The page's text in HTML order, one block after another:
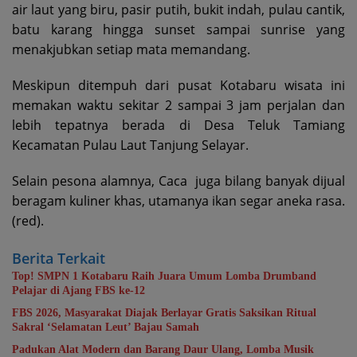
air laut yang biru, pasir putih, bukit indah, pulau cantik,
batu karang hingga sunset sampai sunrise yang
menakjubkan setiap mata memandang.
Meskipun ditempuh dari pusat Kotabaru wisata ini
memakan waktu sekitar 2 sampai 3 jam perjalan dan
lebih tepatnya berada di Desa Teluk Tamiang
Kecamatan Pulau Laut Tanjung Selayar.
Selain pesona alamnya, Caca juga bilang banyak dijual
beragam kuliner khas, utamanya ikan segar aneka rasa.
(red).
Berita Terkait
Top! SMPN 1 Kotabaru Raih Juara Umum Lomba Drumband
Pelajar di Ajang FBS ke-12
FBS 2026, Masyarakat Diajak Berlayar Gratis Saksikan Ritual
Sakral ‘Selamatan Leut’ Bajau Samah
Padukan Alat Modern dan Barang Daur Ulang, Lomba Musik